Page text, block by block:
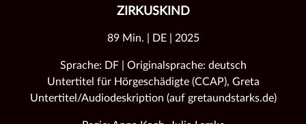
ZIRKUSKIND
89 Min. | DE | 2025
Sprache: DF | Originalsprache: deutsch
Untertitel für Hörgeschädigte (CCAP), Greta
Untertitel/Audiodeskription (auf gretaundstarks.de)